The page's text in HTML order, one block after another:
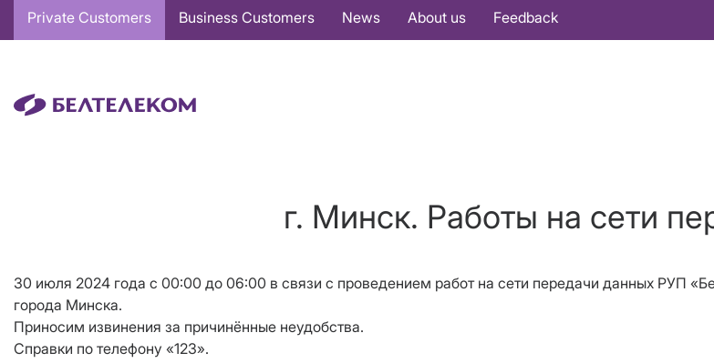
Основная
навигация
Private Customers Business Customers News About us Feedback
г. Минск. Работы на сети
30 июля 2024 года c 00:00 до 06:00 в связи с проведением работ на сети передачи данных РУП
города Минска.
Приносим извинения за причинённые неудобства.
Справки по телефону «123».